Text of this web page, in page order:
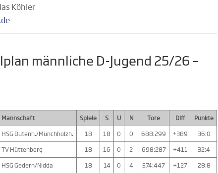
Köhler
männliche D-Jugend 25/26 –
Mannschaft Spiele S U N Tore Diff
Punkte
HSG Dutenh./Münchholzh. 18 18 0 0 688:299 +389
36:0
TV Hüttenberg 18 16 0 2 698:287 +411
32:4
HSG Gedern/Nidda 18 14 0 4 574:447 +127
28:8